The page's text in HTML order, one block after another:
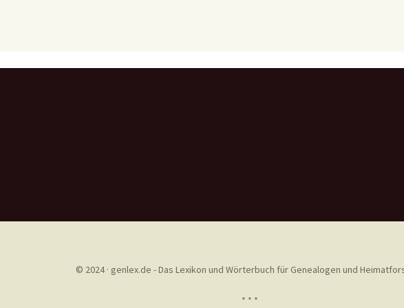
© 2024 · genlex.de - Das Lexikon und Wörterbuch für Genealogen und
* * *